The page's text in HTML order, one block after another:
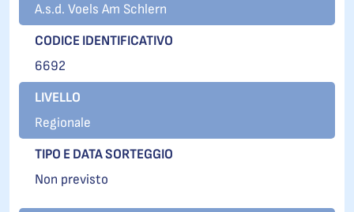
A.s.d. Voels Am Schlern
CODICE IDENTIFICATIVO
6692
LIVELLO
Regionale
TIPO E DATA SORTEGGIO
Non previsto